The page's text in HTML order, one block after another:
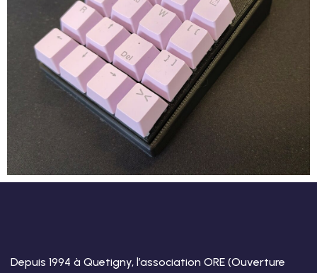
Depuis 1994 à Quetigny, l’association ORE (Ouverture